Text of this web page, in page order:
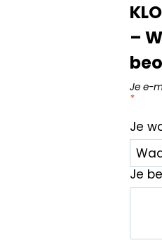
–
Je e-
*
Je
Je